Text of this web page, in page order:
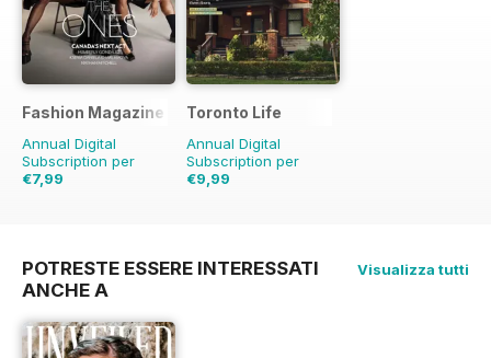
Fashion Magazine
Annual Digital
Subscription per
€7,99
Toronto Life
Annual Digital
Subscription per
€9,99
POTRESTE ESSERE INTERESSATI
ANCHE A
Visualizza tutti